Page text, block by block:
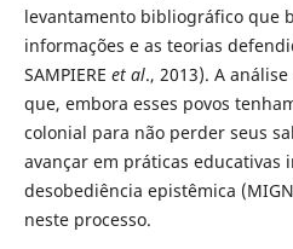
levantamento bibliográfico que
informações e as teorias
SAMPIERE et al., 2013). A
que, embora esses povos
colonial para não perder seus
avançar em práticas educativas
desobediência epistêmica
neste processo.